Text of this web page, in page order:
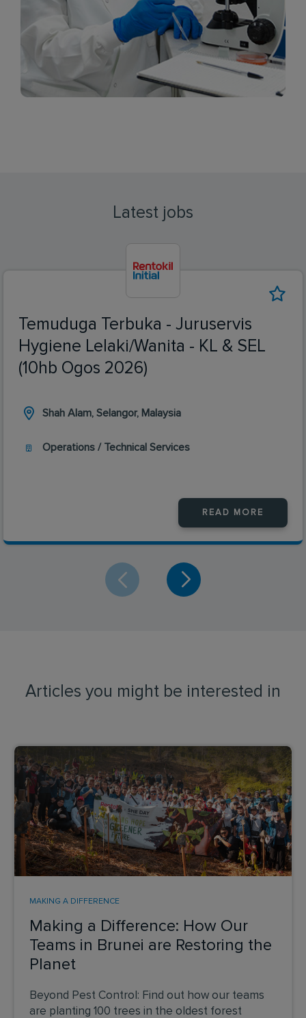
Latest jobs
Temuduga Terbuka - Juruservis
Hygiene Lelaki/Wanita - KL & SEL
(10hb Ogos 2026)
Shah Alam, Selangor, Malaysia
Operations / Technical Services
READ MORE
Articles you might be interested in
Making a Difference: How Our
Teams in Brunei are Restoring the
Planet
MAKING A DIFFERENCE
Beyond Pest Control: Find out how our teams
are planting 100 trees in the oldest forest